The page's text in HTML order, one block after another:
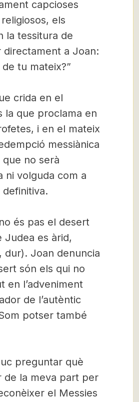
capcioses
els
la tessitura de
directament a Joan:
de tu mateix?”
crida en el
la que proclama en
i en el mateix
messiànica
no serà
ni volguda com a
és pas el desert
Judea es àrid,
dur). Joan denuncia
són els qui no
en l’adveniment
de l’autèntic
potser també
preguntar què
de la meva part per
el Messies